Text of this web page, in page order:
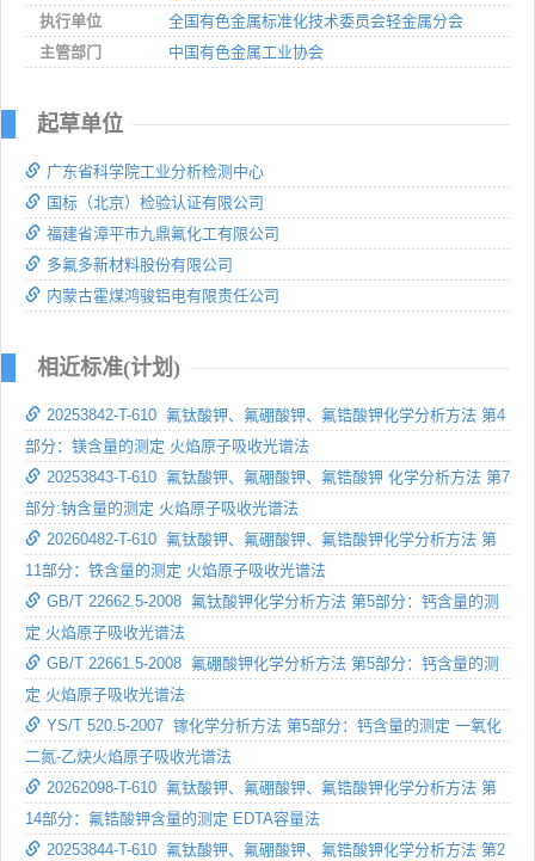
执行单位
全国有色金属标准化技术委员会轻金属分会
主管部门
中国有色金属工业协会
起草单位
广东省科学院工业分析检测中心
国标（北京）检验认证有限公司
福建省漳平市九鼎氟化工有限公司
多氟多新材料股份有限公司
内蒙古霍煤鸿骏铝电有限责任公司
相近标准(计划)
20253842-T-610 氟钛酸钾、氟硼酸钾、氟锆酸钾化学分析方法 第4
部分：镁含量的测定 火焰原子吸收光谱法
20253843-T-610 氟钛酸钾、氟硼酸钾、氟锆酸钾 化学分析方法 第7
部分:钠含量的测定 火焰原子吸收光谱法
20260482-T-610 氟钛酸钾、氟硼酸钾、氟锆酸钾化学分析方法 第
11部分：铁含量的测定 火焰原子吸收光谱法
GB/T 22662.5-2008 氟钛酸钾化学分析方法 第5部分：钙含量的测
定 火焰原子吸收光谱法
GB/T 22661.5-2008 氟硼酸钾化学分析方法 第5部分：钙含量的测
定 火焰原子吸收光谱法
YS/T 520.5-2007 镓化学分析方法 第5部分：钙含量的测定 一氧化
二氮-乙炔火焰原子吸收光谱法
20262098-T-610 氟钛酸钾、氟硼酸钾、氟锆酸钾化学分析方法 第
14部分：氟锆酸钾含量的测定 EDTA容量法
20253844-T-610 氟钛酸钾、氟硼酸钾、氟锆酸钾化学分析方法 第2